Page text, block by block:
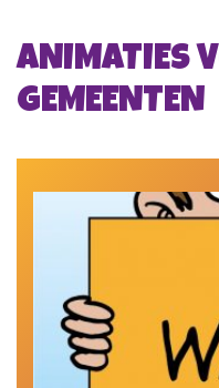
ANIMATIES
GEMEENTEN